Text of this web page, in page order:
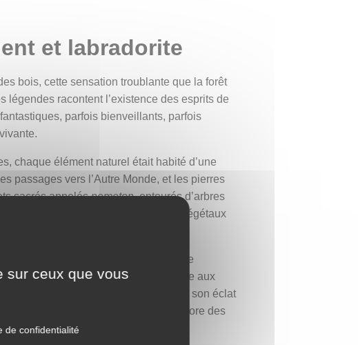
et labradorite
bois, cette sensation troublante que la forêt
légendes racontent l’existence des esprits de
parfois bienveillants, parfois
chaque élément naturel était habité d’une
passages vers l’Autre Monde, et les pierres
sacrés appelésnemeton, entourés d’arbres
de la lumière, faisaient partie des végétaux
druide en quête de visions, ou par une
labradorite ronde, pierre mystérieuse aux
et noir obscur. Selon la lumière, son éclat
dans un ciel d’orage, ou encore des
sur ceux que vous
de confidentialité